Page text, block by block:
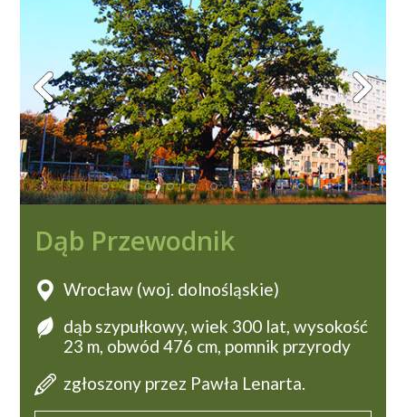
Dąb Przewodnik
Wrocław (woj. dolnośląskie)
dąb szypułkowy, wiek 300 lat, wysokość
23 m, obwód 476 cm, pomnik przyrody
zgłoszony przez Pawła Lenarta.